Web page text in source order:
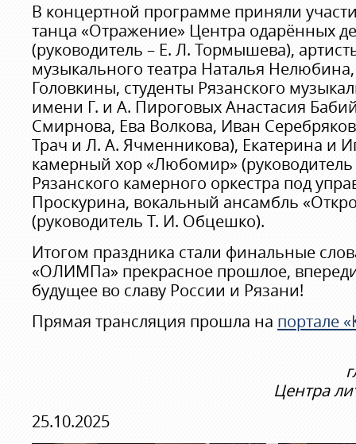
В концертной программе приняли
танца «Отражение» Центра одарённых
(руководитель – Е. Л. Тормышева),
музыкального театра Наталья
Головкины, студенты Рязанского
имени Г. и А. Пироговых Анастасия
Смирнова, Ева Волкова, Иван
Трач и Л. А. Ячменникова), Екатерина и
камерный хор «Любомир» (руководитель
Рязанского камерного оркестра под
Проскурина, вокальный ансамбль
(руководитель Т. И. Обцешко).
Итогом праздника стали финальные
«ОЛИМПа» прекрасное прошлое,
будущее во славу России и Рязани!
Прямая трансляция прошла на портале
Центра
25.10.2025